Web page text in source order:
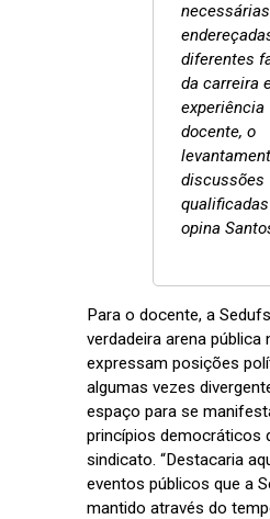
diferentes
da carreira
experiência
docente, o
discussões
opina
Para o docente, a
verdadeira arena pública
expressam posições
algumas vezes
espaço para se
princípios democráticos
sindicato. “Destacaria
eventos públicos que a
mantido através do